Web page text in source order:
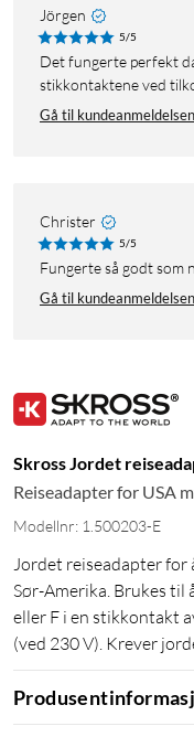
Jörgen
5/5
Det fungerte perfekt da jeg var i USA, ingen problemer med
stikkontaktene ved
Gå til kundeanmeldelsen
Christer
5/5
Fungerte så godt
Gå til kundeanmeldelsen
Skross Jordet
Reiseadapter for USA
Modellnr: 1.500203-E
Jordet reiseadapter for
Sør-Amerika. Brukes til
eller F i en stikkontakt
(ved 230 V). Krever